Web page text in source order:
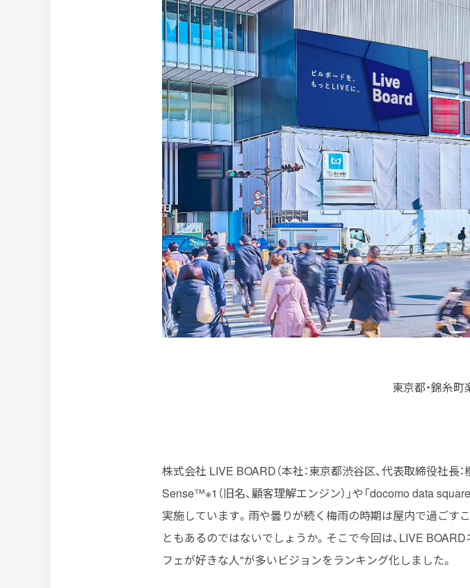
東京都・錦糸
株式会社 LIVE BOARD（本社：東京都渋谷区、代表取締役社長
Sense™※1（旧名、顧客理解エンジン）」や「docomo data
実施しています。雨や曇りが続く梅雨の時期は屋内で過ごす
ともあるのではないでしょうか。そこで今回は、LIVE
フェが好きな人"が多いビジョンをランキング化しました。